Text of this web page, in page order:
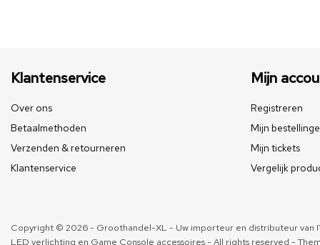
Klantenservice
Over ons
Betaalmethoden
Verzenden & retourneren
Klantenservice
Mijn
Registreren
Mijn
Mijn tickets
Vergelijk
Copyright © 2026 - Groothandel-XL - Uw importeur en distributeur van
LED verlichting en Game Console accessoires - All rights reserved -